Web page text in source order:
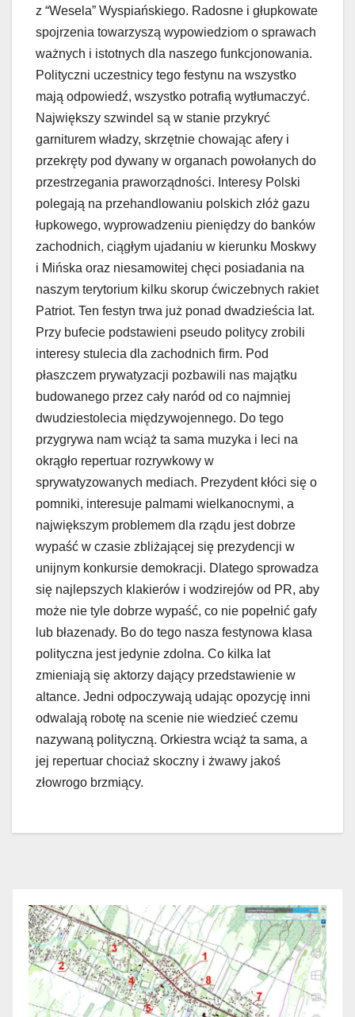
z “Wesela” Wyspiańskiego. Radosne i głupkowate
spojrzenia towarzyszą wypowiedziom o sprawach
ważnych i istotnych dla naszego funkcjonowania.
Polityczni uczestnicy tego festynu na wszystko
mają odpowiedź, wszystko potrafią wytłumaczyć.
Największy szwindel są w stanie przykryć
garniturem władzy, skrzętnie chowając afery i
przekręty pod dywany w organach powołanych do
przestrzegania praworządności. Interesy Polski
polegają na przehandlowaniu polskich złóż gazu
łupkowego, wyprowadzeniu pieniędzy do banków
zachodnich, ciągłym ujadaniu w kierunku Moskwy
i Mińska oraz niesamowitej chęci posiadania na
naszym terytorium kilku skorup ćwiczebnych rakiet
Patriot. Ten festyn trwa już ponad dwadzieścia lat.
Przy bufecie podstawieni pseudo politycy zrobili
interesy stulecia dla zachodnich firm. Pod
płaszczem prywatyzacji pozbawili nas majątku
budowanego przez cały naród od co najmniej
dwudziestolecia międzywojennego. Do tego
przygrywa nam wciąż ta sama muzyka i leci na
okrągło repertuar rozrywkowy w
sprywatyzowanych mediach. Prezydent kłóci się o
pomniki, interesuje palmami wielkanocnymi, a
największym problemem dla rządu jest dobrze
wypaść w czasie zbliżającej się prezydencji w
unijnym konkursie demokracji. Dlatego sprowadza
się najlepszych klakierów i wodzirejów od PR, aby
może nie tyle dobrze wypaść, co nie popełnić gafy
lub błazenady. Bo do tego nasza festynowa klasa
polityczna jest jedynie zdolna. Co kilka lat
zmieniają się aktorzy dający przedstawienie w
altance. Jedni odpoczywają udając opozycję inni
odwalają robotę na scenie nie wiedzieć czemu
nazywaną polityczną. Orkiestra wciąż ta sama, a
jej repertuar chociaż skoczny i żwawy jakoś
złowrogo brzmiący.